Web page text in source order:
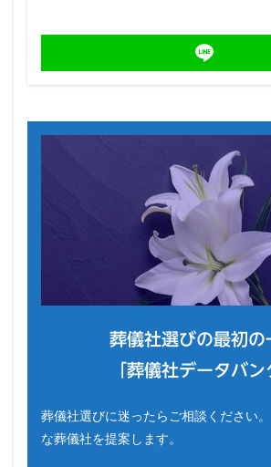
葬儀社選びの最初の
「葬儀社データバン
葬儀社選びに迷ったらご相談ください
な葬儀社を提案します。